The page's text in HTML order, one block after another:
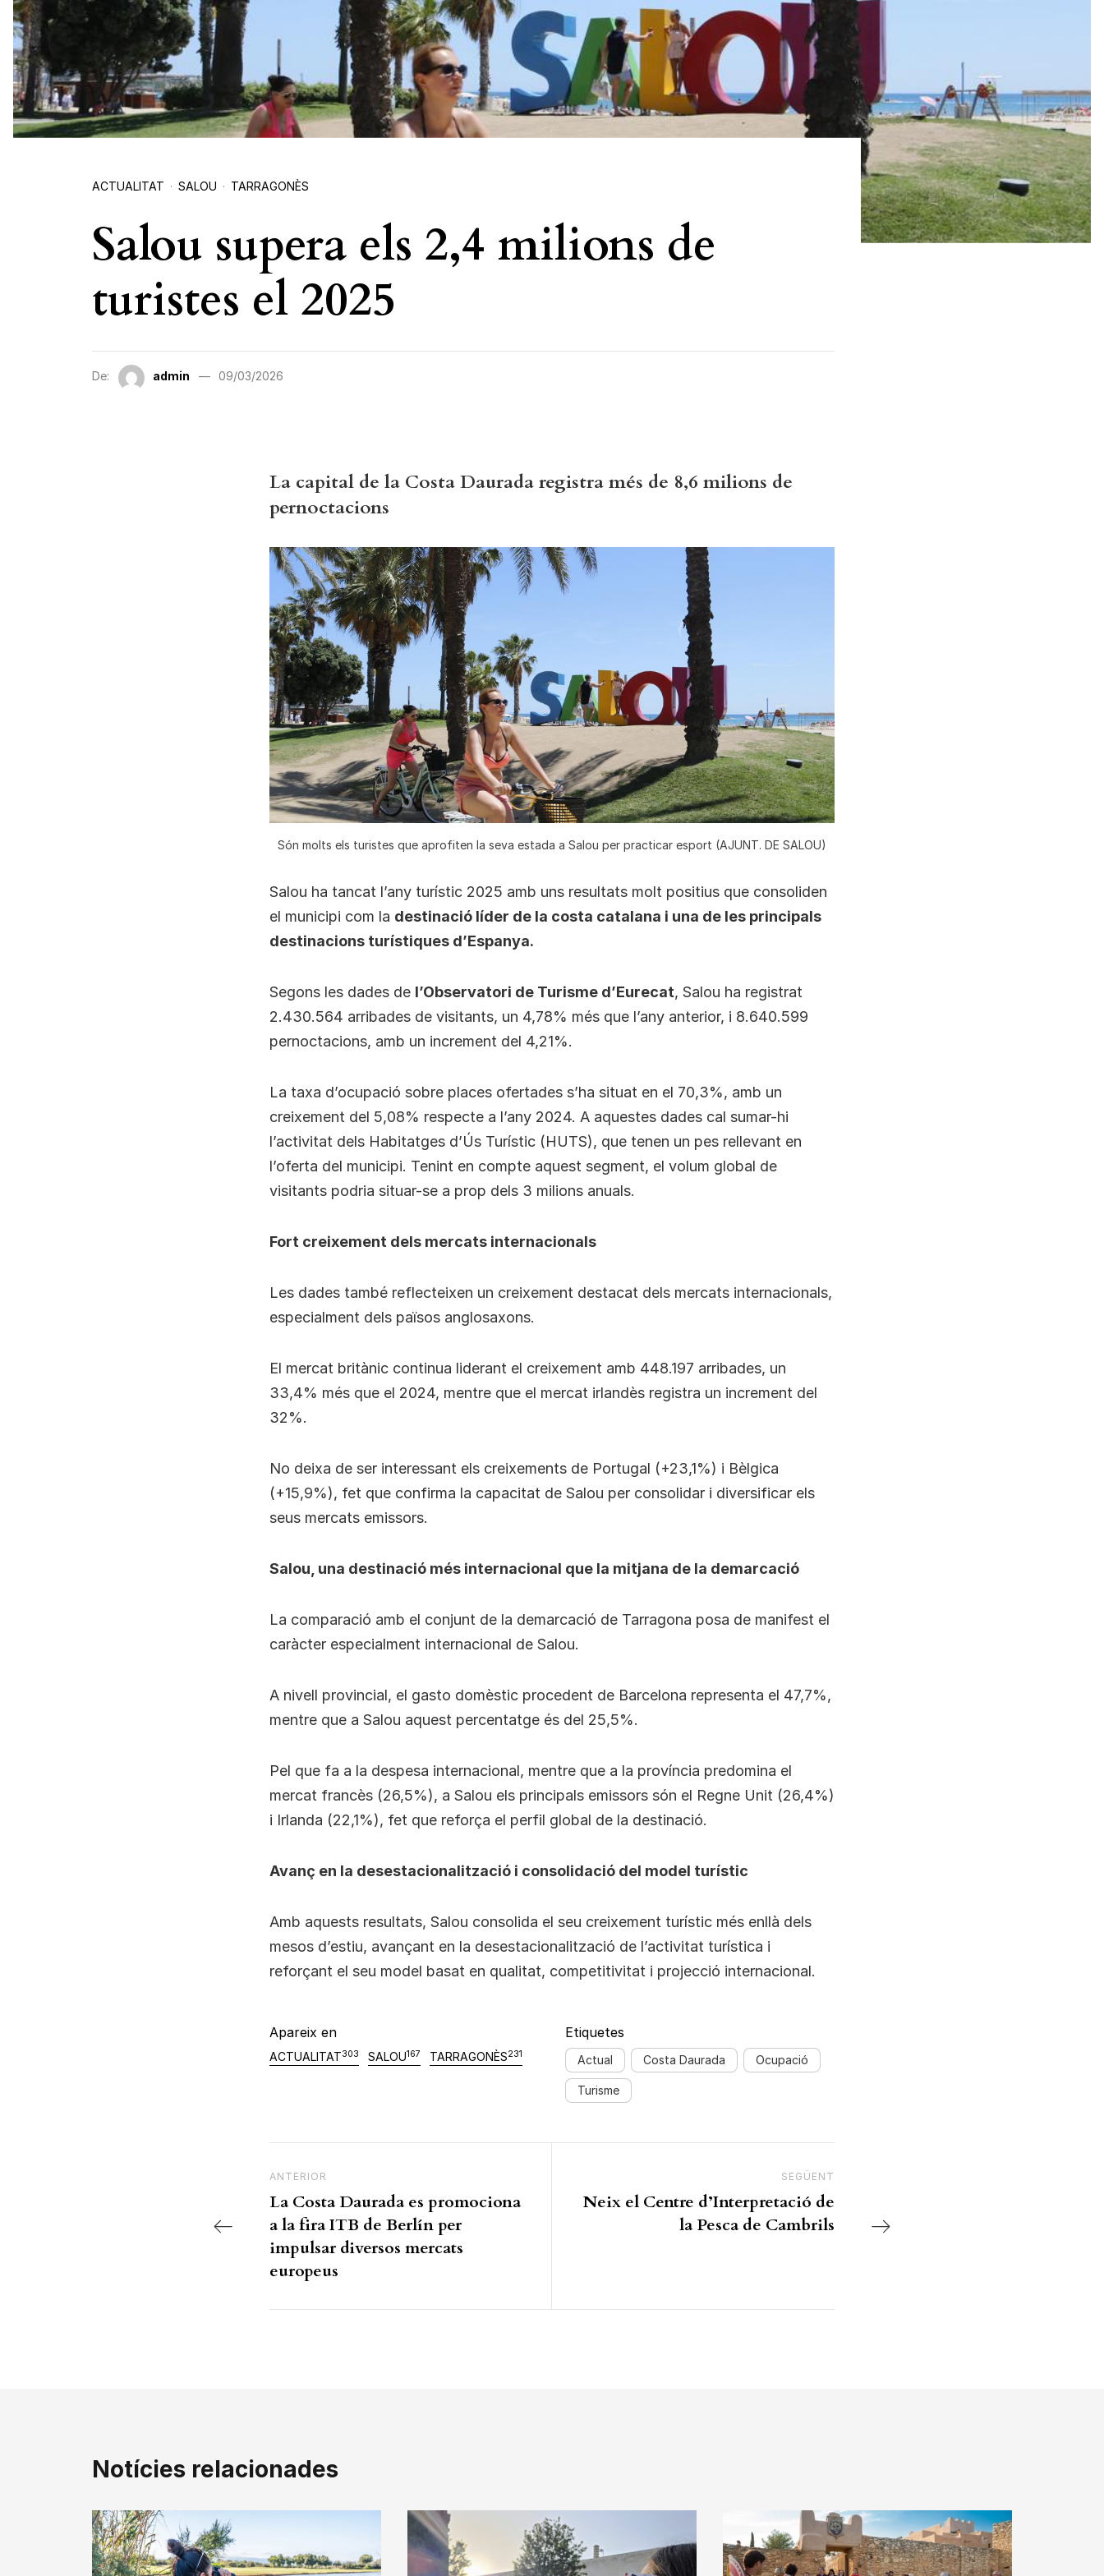
ACTUALITAT SALOU TARRAGONÈS
Salou supera els 2,4 milions de
turistes el 2025
De: admin 09/03/2026
La capital de la Costa Daurada registra més de 8,6 milions de
pernoctacions
Són molts els turistes que aprofiten la seva estada a Salou per practicar esport (AJUNT. DE SALOU)
Salou ha tancat l’any turístic 2025 amb uns resultats molt positius que consoliden
el municipi com la destinació líder de la costa catalana i una de les principals
destinacions turístiques d’Espanya.
Segons les dades de l’Observatori de Turisme d’Eurecat, Salou ha registrat
2.430.564 arribades de visitants, un 4,78% més que l’any anterior, i 8.640.599
pernoctacions, amb un increment del 4,21%.
La taxa d’ocupació sobre places ofertades s’ha situat en el 70,3%, amb un
creixement del 5,08% respecte a l’any 2024. A aquestes dades cal sumar-hi
l’activitat dels Habitatges d’Ús Turístic (HUTS), que tenen un pes rellevant en
l’oferta del municipi. Tenint en compte aquest segment, el volum global de
visitants podria situar-se a prop dels 3 milions anuals.
Fort creixement dels mercats internacionals
Les dades també reflecteixen un creixement destacat dels mercats internacionals,
especialment dels països anglosaxons.
El mercat britànic continua liderant el creixement amb 448.197 arribades, un
33,4% més que el 2024, mentre que el mercat irlandès registra un increment del
32%.
No deixa de ser interessant els creixements de Portugal (+23,1%) i Bèlgica
(+15,9%), fet que confirma la capacitat de Salou per consolidar i diversificar els
seus mercats emissors.
Salou, una destinació més internacional que la mitjana de la demarcació
La comparació amb el conjunt de la demarcació de Tarragona posa de manifest el
caràcter especialment internacional de Salou.
A nivell provincial, el gasto domèstic procedent de Barcelona representa el 47,7%,
mentre que a Salou aquest percentatge és del 25,5%.
Pel que fa a la despesa internacional, mentre que a la província predomina el
mercat francès (26,5%), a Salou els principals emissors són el Regne Unit (26,4%)
i Irlanda (22,1%), fet que reforça el perfil global de la destinació.
Avanç en la desestacionalització i consolidació del model turístic
Amb aquests resultats, Salou consolida el seu creixement turístic més enllà dels
mesos d’estiu, avançant en la desestacionalització de l’activitat turística i
reforçant el seu model basat en qualitat, competitivitat i projecció internacional.
Apareix en
ACTUALITAT303 SALOU167 TARRAGONÈS231
Etiquetes
Actual Costa Daurada Ocupació
Turisme
Previous Post
ANTERIOR
La Costa Daurada es promociona
a la fira ITB de Berlín per
impulsar diversos mercats
europeus
SEGÜENT
Neix el Centre d’Interpretació de
la Pesca de Cambrils
Notícies relacionades